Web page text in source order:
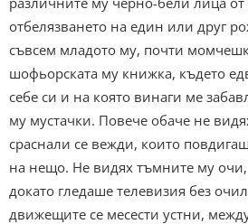
отбелязването на един или друг
съвсем младото му, почти
шофьорската му книжка, където
себе си и на която винаги ме
му мустачки. Повече обаче не
сраснали се вежди, които
на нещо. Не видях тъмните му
докато гледаше телевизия без
движещите се месести устни,